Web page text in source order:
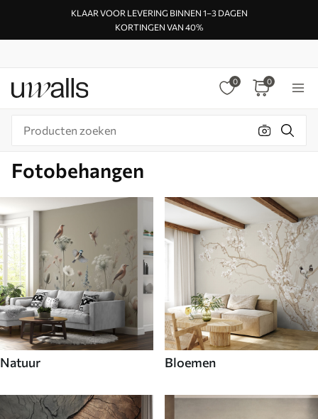
KLAAR VOOR LEVERING BINNEN 1–3 DAGEN
KORTINGEN VAN 40%
0 0
Fotobehangen
Natuur Bloemen